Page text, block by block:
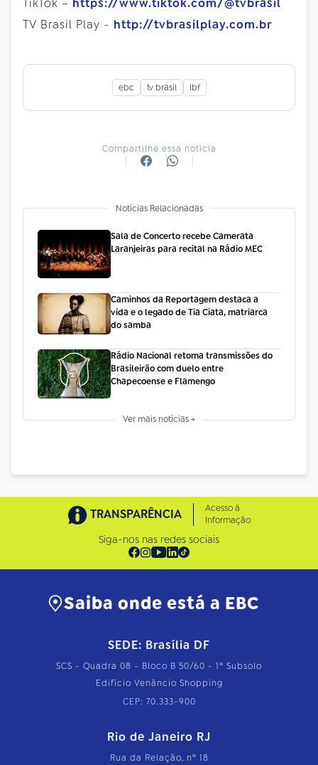
TV Brasil Play - http://tvbrasilplay.com.br
ebc tv brasil lbf
Compartilhe essa notícia
Notícias Relacionadas
Sala de Concerto recebe Camerata
Laranjeiras para recital na Rádio MEC
Caminhos da Reportagem destaca a
vida e o legado de Tia Ciata, matriarca
do samba
Rádio Nacional retoma transmissões do
Brasileirão com duelo entre
Chapecoense e Flamengo
Ver mais notícias +
TRANSPARÊNCIA
Acesso à
Informação
Siga-nos nas redes sociais
Saiba onde está a EBC
SEDE: Brasília DF
SCS - Quadra 08 - Bloco B 50/60 - 1º Subsolo
Edifício Venâncio Shopping
CEP: 70.333-900
Rio de Janeiro RJ
Rua da Relação, nº 18